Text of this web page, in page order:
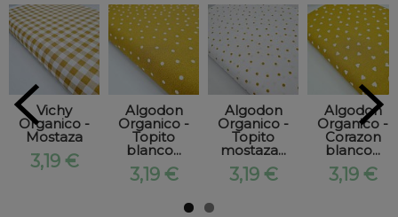
Vichy
Organico -
Mostaza
3,19 €
Algodon
Organico -
Topito
blanco...
3,19 €
Algodon
Organico -
Topito
mostaza...
3,19 €
Algodon
Organico -
Corazon
blanco...
3,19 €